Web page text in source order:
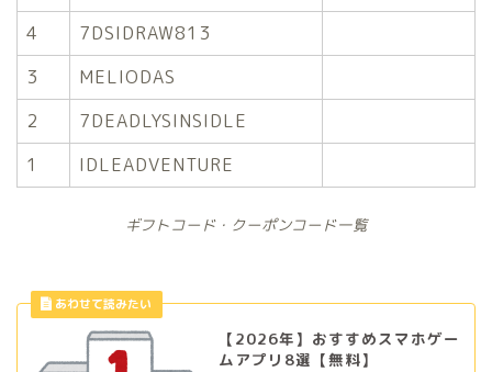
4
7DSIDRAW813
3
MELIODAS
2
7DEADLYSINSIDLE
1
IDLEADVENTURE
ギフトコード・クーポンコード一覧
【2026年】おすすめスマホゲー
ムアプリ8選【無料】